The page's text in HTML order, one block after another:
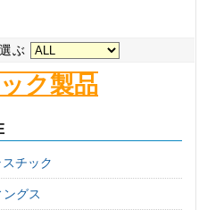
ぶ
ク製品
チック
グス